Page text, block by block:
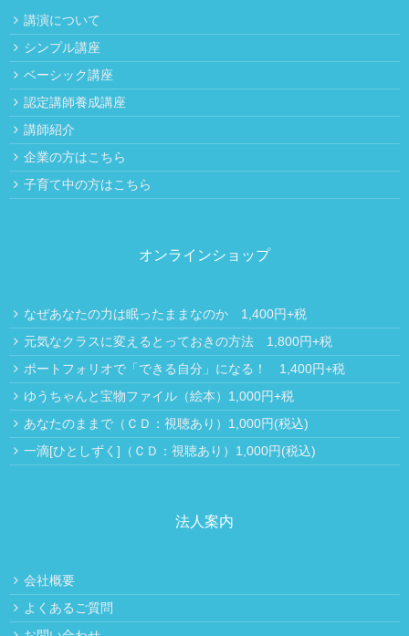
講演について
シンプル講座
ベーシック講座
認定講師養成講座
講師紹介
企業の方はこちら
子育て中の方はこちら
オンラインショップ
なぜあなたの力は眠ったままなのか 1,400円+税
元気なクラスに変えるとっておきの方法 1,800円+税
ポートフォリオで「できる自分」になる！ 1,400円+税
ゆうちゃんと宝物ファイル（絵本）1,000円+税
あなたのままで（ＣＤ：視聴あり）1,000円(税込)
一滴[ひとしずく]（ＣＤ：視聴あり）1,000円(税込)
法人案内
会社概要
よくあるご質問